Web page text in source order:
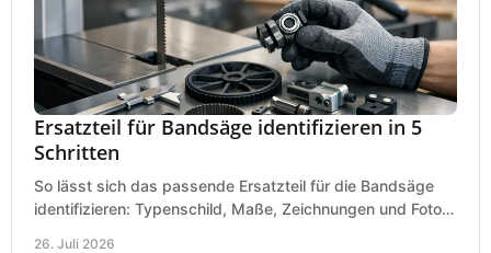
Ersatzteil für Bandsäge identifizieren in 5
Schritten
So lässt sich das passende Ersatzteil für die Bandsäge
identifizieren: Typenschild, Maße, Zeichnungen und Fotos
26. Juli 2026